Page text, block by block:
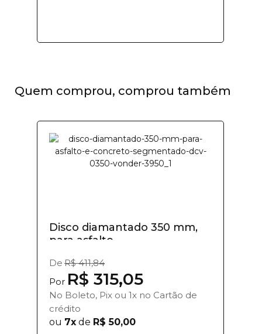
Quem comprou, comprou também
Disco diamantado 350 mm,
para asfalto...
De R$ 411,84
Por R$ 315,05
No Boleto, Pix ou 1x no Cartão de
crédito
ou 7x de R$ 50,00